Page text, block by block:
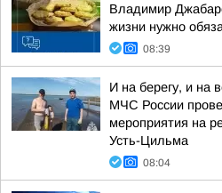
Владимир
жизни нужно
08:39
И на берегу, и на
МЧС России
мероприятия на
Усть-Цильма
08:04